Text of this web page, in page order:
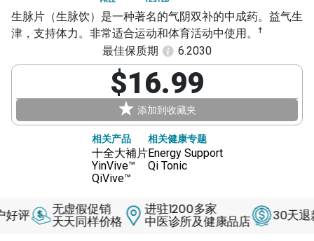
生脉片（生脉饮）是一种著名的气阴双补的中成药。益气生
津，支持体力。非常适合运动和体育活动中使用。
†
最佳保质期 6.2030
$16.99
添加到收藏夹
相关产品
十全大補片
YinVive™
QiVive™
相关健康专题
Energy Support
Qi Tonic
无虚假促销
天天同样价格
进驻1200多家
中医诊所及健康品店 30天退款保证